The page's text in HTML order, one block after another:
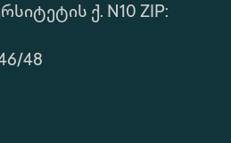
ქ. N10 ZIP:
48